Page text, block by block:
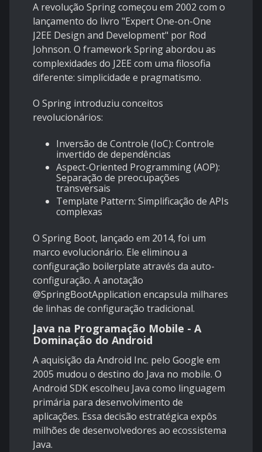
A revolução Spring começou em 2002 com o
lançamento do livro "Expert One-on-One
J2EE Design and Development" por Rod
Johnson. O framework Spring abordou as
complexidades do J2EE com uma filosofia
diferente: simplicidade e pragmatismo.
O Spring introduziu conceitos
revolucionários:
Inversão de Controle (IoC): Controle
invertido de dependências
Aspect-Oriented Programming (AOP):
Separação de preocupações
transversais
Template Pattern: Simplificação de APIs
complexas
O Spring Boot, lançado em 2014, foi um
marco evolucionário. Ele eliminou a
configuração boilerplate através da auto-
configuração. A anotação
@SpringBootApplication encapsula milhares
de linhas de configuração tradicional.
Java na Programação Mobile - A
Dominação do Android
A aquisição da Android Inc. pelo Google em
2005 mudou o destino do Java no mobile. O
Android SDK escolheu Java como linguagem
primária para desenvolvimento de
aplicações. Essa decisão estratégica expôs
milhões de desenvolvedores ao ecossistema
Java.